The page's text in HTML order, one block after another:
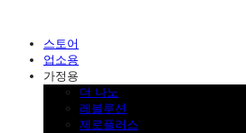
스토어
업소용
가정용
더 나노
레볼루션
제로플러스